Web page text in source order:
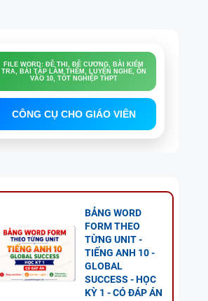
ký sử dụng.
FILE WORD: ĐỀ THI, ĐỀ CƯƠNG, BÀI KIỂM
TRA, BÀI TẬP LÀM THÊM, LUYỆN NGHE, ÔN
VÀO 10, TỐT NGHIỆP THPT
CÔNG CỤ CHO GIÁO VIÊN
BẢNG WORD
FORM THEO
TỪNG UNIT -
TIẾNG ANH 10 -
GLOBAL
SUCCESS - HỌC
KỲ 1 - CÓ ĐÁP ÁN